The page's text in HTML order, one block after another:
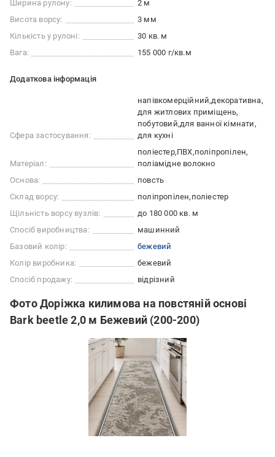
Ширина рулону:
2 м
Висота ворсу:
3 мм
Кількість у рулоні:
30 кв. м
Вага:
155 000 г/кв.м
Додаткова інформація
Сфера застосування:
напівкомерційний декоративна
для житлових приміщень
побутовий для ванної кімнати
для кухні
Матеріал:
поліестер ПВХ поліпропілен
поліамідне волокно
Основа:
повсть
Склад ворсу:
поліпропілен поліестер
Щільність ворсу вузлів:
до 180 000 кв. м
Спосіб виробництва:
машинний
Базовий колір:
бежевий
Колір виробника:
бежевий
Спосіб продажу:
відрізний
Фото Доріжка килимова на повстяній основі
Bark beetle 2,0 м Бежевий (200-200)